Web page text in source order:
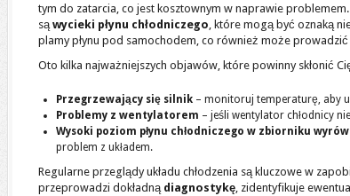
tym do zatarcia, co jest kosztownym w naprawie
sąwycieki płynu chłodniczego, które mogą być oznaką
plamy płynu pod samochodem, co również może
Oto kilka najważniejszych objawów, które powinny skłonić
Przegrzewający się silnik – monitoruj temperaturę, aby
Problemy z wentylatorem – jeśli wentylator chłodnicy
Wysoki poziom płynu chłodniczego w zbiorniku
problem z układem.
Regularne przeglądy układu chłodzenia są kluczowe w
przeprowadzi dokładną diagnostykę, zidentyfikuje